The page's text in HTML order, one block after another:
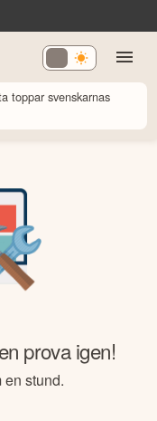
toppar svenskarnas
prova igen!
stund.